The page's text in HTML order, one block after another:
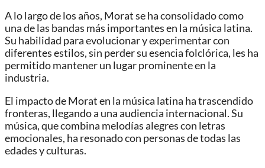
A lo largo de los años, Morat se ha consolidado como
una de las bandas más importantes en la música latina.
Su habilidad para evolucionar y experimentar con
diferentes estilos, sin perder su esencia folclórica, les ha
permitido mantener un lugar prominente en la
industria.
El impacto de Morat en la música latina ha trascendido
fronteras, llegando a una audiencia internacional. Su
música, que combina melodías alegres con letras
emocionales, ha resonado con personas de todas las
edades y culturas.